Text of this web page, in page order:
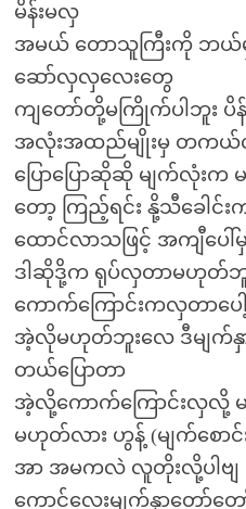
မိန်းမလှ
အမယ် တောသူကြီးကို ဘယ်မှ
ဆော်လှလှလေးတွေ
ကျတော်တို့မကြိုက်ပါဘူး
အလုံးအထည်မျိုးမှ တက
ပြောပြောဆိုဆို မျက်လုံး
တော့ ကြည့်ရင်း နို့သီခေါင်
ထောင်လာသဖြင့် အကျီပေါ်
ဒါဆိုဒို့က ရုပ်လှတာမဟုတ်ဘူး
ကောက်ကြောင်းကလှတာပ
အဲ့လိုမဟုတ်ဘူးလေ ဒီမျက်
တယ်ပြောတာ
အဲ့လို့ကောက်ကြောင်းလှလို့ မ
မဟုတ်လား ဟွန့် (မျက်စေ
အာ အမကလဲ လူတိုးလို့ပါဗျ
ကောင်လေးမျက်နှာတော်